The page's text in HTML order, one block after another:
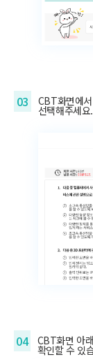
03 CBT화면에
선택해주세요.
04 CBT화면 아
확인할 수 있